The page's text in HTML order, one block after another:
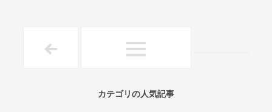
カテゴリの人気記事